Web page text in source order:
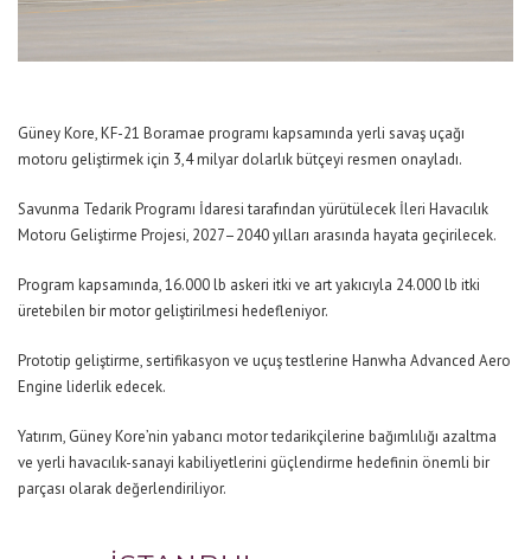
Güney Kore, KF-21 Boramae programı kapsamında yerli savaş uçağı
motoru geliştirmek için 3,4 milyar dolarlık bütçeyi resmen onayladı.
Savunma Tedarik Programı İdaresi tarafından yürütülecek İleri Havacılık
Motoru Geliştirme Projesi, 2027–2040 yılları arasında hayata geçirilecek.
Program kapsamında, 16.000 lb askeri itki ve art yakıcıyla 24.000 lb itki
üretebilen bir motor geliştirilmesi hedefleniyor.
Prototip geliştirme, sertifikasyon ve uçuş testlerine Hanwha Advanced Aero
Engine liderlik edecek.
Yatırım, Güney Kore’nin yabancı motor tedarikçilerine bağımlılığı azaltma
ve yerli havacılık-sanayi kabiliyetlerini güçlendirme hedefinin önemli bir
parçası olarak değerlendiriliyor.